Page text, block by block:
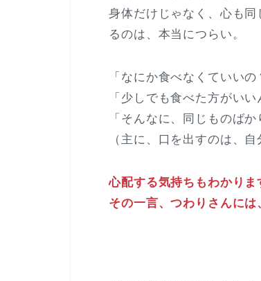
身体だけじゃなく、心も
るのは、本当につらい。
「なにか食べなくていいの
「少しでも食べた方がいい
「そんなに、同じものばか
（主に、口を出すのは、自
心配する気持ちもわかりま
その一言、つわりさんには